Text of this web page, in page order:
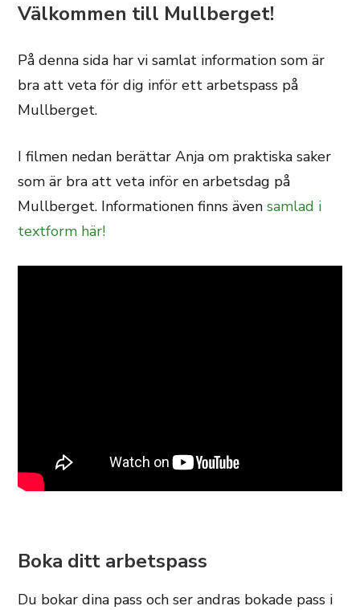
Välkommen till Mullberget!
På denna sida har vi samlat information som är
bra att veta för dig inför ett arbetspass på
Mullberget.
I filmen nedan berättar Anja om praktiska saker
som är bra att veta inför en arbetsdag på
Mullberget. Informationen finns även samlad i
textform här!
Boka ditt arbetspass
Du bokar dina pass och ser andras bokade pass i